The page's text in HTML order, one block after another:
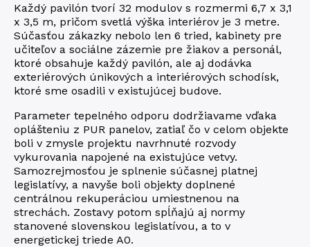
Každý pavilón tvorí 32 modulov s rozmermi 6,7 x 3,1
x 3,5 m, pričom svetlá výška interiérov je 3 metre.
Súčasťou zákazky nebolo len 6 tried, kabinety pre
učiteľov a sociálne zázemie pre žiakov a personál,
ktoré obsahuje každý pavilón, ale aj dodávka
exteriérových únikových a interiérových schodísk,
ktoré sme osadili v existujúcej budove.
Parameter tepelného odporu dodržiavame vďaka
oplášteniu z PUR panelov, zatiaľ čo v celom objekte
boli v zmysle projektu navrhnuté rozvody
vykurovania napojené na existujúce vetvy.
Samozrejmosťou je splnenie súčasnej platnej
legislatívy, a navyše boli objekty doplnené
centrálnou rekuperáciou umiestnenou na
strechách. Zostavy potom spĺňajú aj normy
stanovené slovenskou legislatívou, a to v
energetickej triede A0.